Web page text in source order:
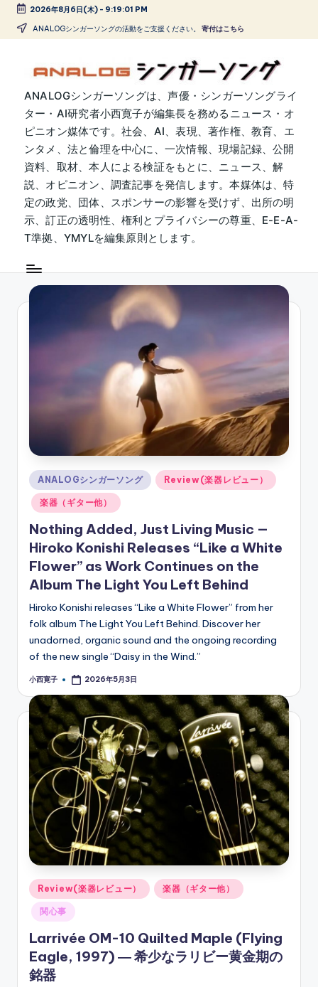
Skip
2026年8月6日(木)- 9:19:02 PM
ANALOGシンガーソングの活動をご支援ください。 寄付はこちら
A
N
A
L
O
G
シ
ン
ガ
ー
ン
ANALOGシンガーソングは、声優・シンガーソングライ
ター・AI研究者小西寛子が編集長を務めるニュース・オ
ピニオン媒体です。社会、AI、表現、著作権、教育、エ
ンタメ、法と倫理を中心に、一次情報、現場記録、公開
資料、取材、本人による検証をもとに、ニュース、解
説、オピニオン、調査記事を発信します。本媒体は、特
定の政党、団体、スポンサーの影響を受けず、出所の明
示、訂正の透明性、権利とプライバシーの尊重、E-E-A-
T準拠、YMYLを編集原則とします。
Posted
in
ANALOGシンガーソング Review(楽器レビュー）
楽器（ギター他）
Nothing Added, Just Living Music —
Hiroko Konishi Releases “Like a White
Flower” as Work Continues on the
Album The Light You Left Behind
Hiroko Konishi releases “Like a White Flower” from her
folk album The Light You Left Behind. Discover her
unadorned, organic sound and the ongoing recording
of the new single “Daisy in the Wind.”
Posted
小西寛子 2026年5月3日
Posted
in
Review(楽器レビュー） 楽器（ギター他）
関心事
Larrivée OM-10 Quilted Maple (Flying
Eagle, 1997) ― 希少なラリビー黄金期の
銘器